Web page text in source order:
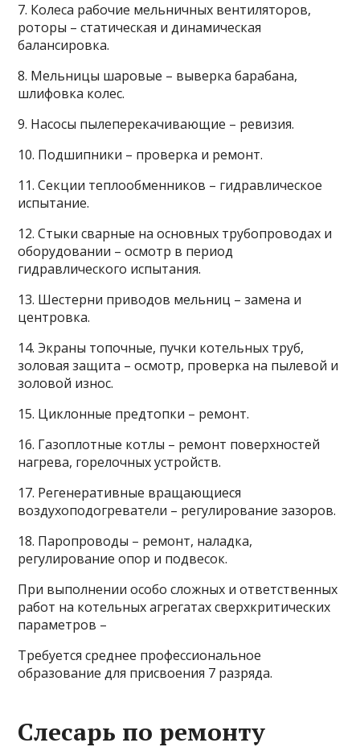
7. Колеса рабочие мельничных вентиляторов,
роторы – статическая и динамическая
балансировка.
8. Мельницы шаровые – выверка барабана,
шлифовка колес.
9. Насосы пылеперекачивающие – ревизия.
10. Подшипники – проверка и ремонт.
11. Секции теплообменников – гидравлическое
испытание.
12. Стыки сварные на основных трубопроводах и
оборудовании – осмотр в период
гидравлического испытания.
13. Шестерни приводов мельниц – замена и
центровка.
14. Экраны топочные, пучки котельных труб,
золовая защита – осмотр, проверка на пылевой и
золовой износ.
15. Циклонные предтопки – ремонт.
16. Газоплотные котлы – ремонт поверхностей
нагрева, горелочных устройств.
17. Регенеративные вращающиеся
воздухоподогреватели – регулирование зазоров.
18. Паропроводы – ремонт, наладка,
регулирование опор и подвесок.
При выполнении особо сложных и ответственных
работ на котельных агрегатах сверхкритических
параметров –
Требуется среднее профессиональное
образование для присвоения 7 разряда.
Слесарь по ремонту